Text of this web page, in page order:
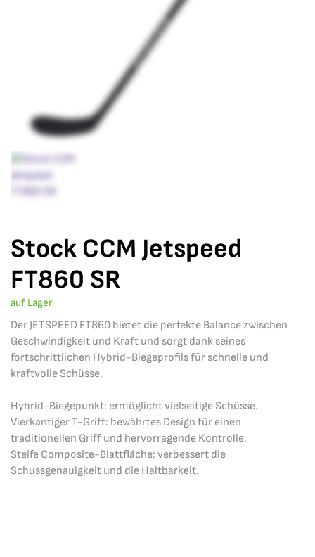
Stock CCM Jetspeed
FT860 SR
auf Lager
Der JETSPEED FT860 bietet die perfekte Balance zwischen
Geschwindigkeit und Kraft und sorgt dank seines
fortschrittlichen Hybrid-Biegeprofils für schnelle und
kraftvolle Schüsse.
Hybrid-Biegepunkt: ermöglicht vielseitige Schüsse.
Vierkantiger T-Griff: bewährtes Design für einen
traditionellen Griff und hervorragende Kontrolle.
Steife Composite-Blattfläche: verbessert die
Schussgenauigkeit und die Haltbarkeit.